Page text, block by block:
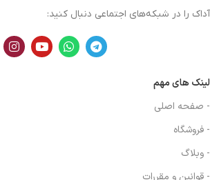
آداک را در شبکه‌های اجتماعی دنبال کنید:
لینک های مهم
- صفحه اصلی
- فروشگاه
- وبلاگ
- قوانین و مقررات